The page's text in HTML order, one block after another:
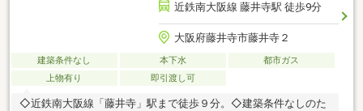
近鉄南大阪線 藤井寺駅 徒歩9分
大阪府藤井寺市藤井寺２
建築条件なし 本下水
都市ガス
上物有り
即引渡し可
◇近鉄南大阪線「藤井寺」駅まで徒歩９分。◇建築条件なしのた